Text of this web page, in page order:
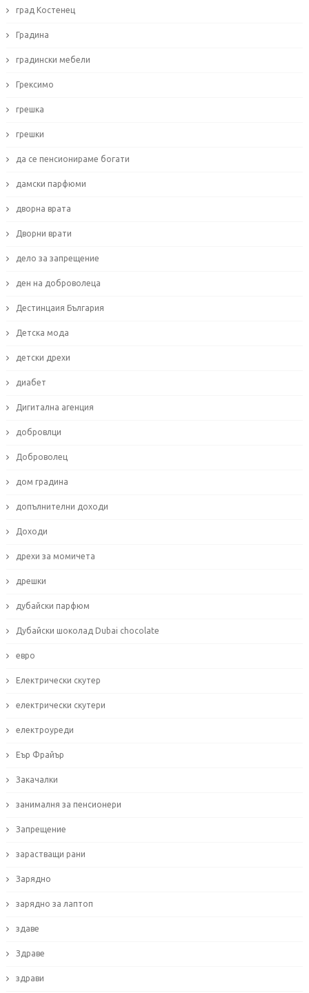
град Костенец
Градина
градински мебели
Грексимо
грешка
грешки
да се пенсионираме богати
дамски парфюми
дворна врата
Дворни врати
дело за запрещение
ден на доброволеца
Дестинцаия България
Детска мода
детски дрехи
диабет
Дигитална агенция
добровлци
Доброволец
дом градина
допълнителни доходи
Доходи
дрехи за момичета
дрешки
дубайски парфюм
Дубайски шоколад Dubai chocolate
евро
Електрически скутер
електрически скутери
електроуреди
Еър Фрайър
Закачалки
занималня за пенсионери
Запрещение
зарастващи рани
Зарядно
зарядно за лаптоп
здаве
Здраве
здрави